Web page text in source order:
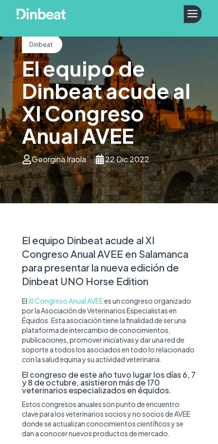
a
Dinbeat
El equipo de
Dinbeat acude al
XI Congreso
Anual AVEE
Georgina Iraola 22 Dic 2022
El equipo Dinbeat acude al XI
Congreso Anual AVEE en Salamanca
para presentar la nueva edición de
Dinbeat UNO Horse Edition
ElXI Congreso Anual AVEEes un congreso organizado
por la Asociación de Veterinarios Especialistas en
Équidos. Esta asociación tiene la finalidad de ser una
plataforma de intercambio de conocimientos,
publicaciones, promover iniciativas y dar una red de
soporte a todos los asociados en todo lo relacionado
con la salud equina y su actividad veterinaria.
El congreso de este año tuvo lugar los días 6, 7
y 8 de octubre, asistieron más de 170
veterinarios especializados en équidos.
Estos congresos anuales son punto de encuentro
clave para los veterinarios socios y no socios de AVEE
donde se actualizan conocimientos científicos y se
dan a conocer nuevos productos de mercado.